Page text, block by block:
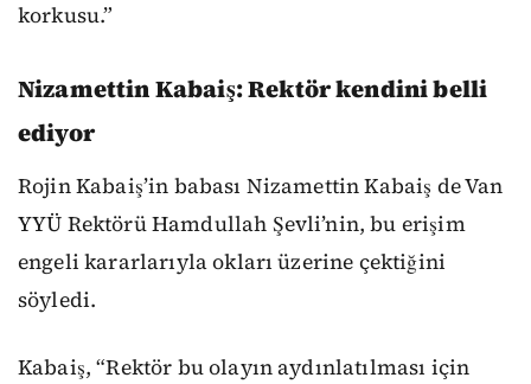
korkusu.”
Nizamettin Kabaiş: Rektör kendini belli
ediyor
Rojin Kabaiş’in babası Nizamettin Kabaiş de Van
YYÜ Rektörü Hamdullah Şevli’nin, bu erişim
engeli kararlarıyla okları üzerine çektiğini
söyledi.
Kabaiş, “Rektör bu olayın aydınlatılması için